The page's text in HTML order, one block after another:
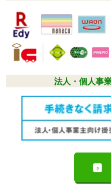
法人・個人事